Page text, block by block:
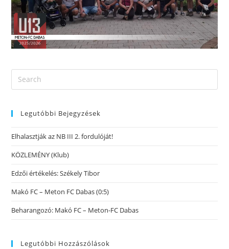
Legutóbbi Bejegyzések
Elhalasztják az NB III 2. fordulóját!
KÖZLEMÉNY (Klub)
Edzői értékelés: Székely Tibor
Makó FC – Meton FC Dabas (0:5)
Beharangozó: Makó FC – Meton-FC Dabas
Legutóbbi Hozzászólások